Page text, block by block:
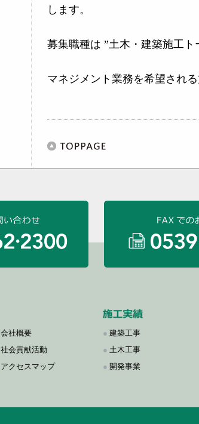
します。
募集職種は ”土木・建築施工ト
マネジメント業務を希望され
会社概要
社会貢献活動
アクセスマップ
●建築工事
● 土木工事
●開発事業